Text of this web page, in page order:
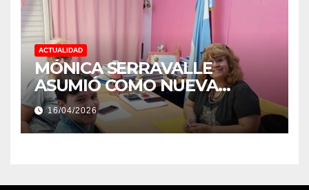
ACTUALIDAD
MÓNICA SERRAVALLE
ASUMIÓ COMO NUEVA
DIRECTORA DEL E.E.S. N° 82
«RENÉ FAVALORO» DE
BASAIL.
16/04/2026